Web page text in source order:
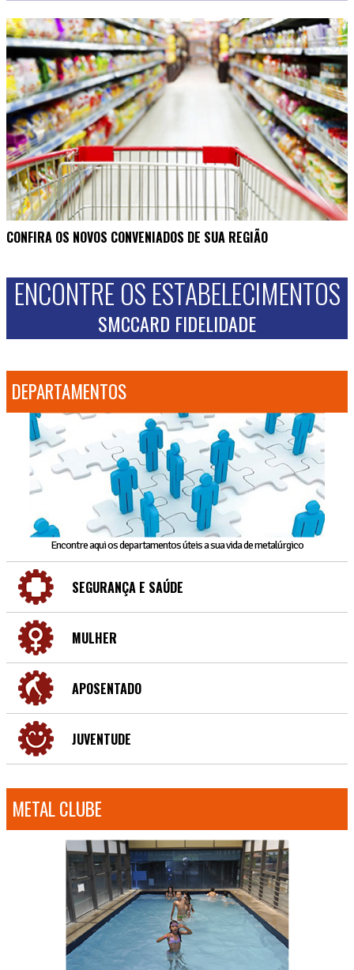
CONFIRA OS NOVOS CONVENIADOS DE SUA REGIÃO
ENCONTRE OS ESTABELECIMENTOS
SMCCARD FIDELIDADE
DEPARTAMENTOS
Encontre aqui os departamentos úteis a sua vida de metalúrgico
SEGURANÇA E SAÚDE
MULHER
APOSENTADO
JUVENTUDE
METAL CLUBE